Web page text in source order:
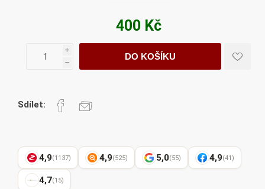
400 Kč
i
h
DO KOŠÍKU
Sdílet:
4,9(1137) 4,9(525) 5,0(55) 4,9(41)
4,7(15)